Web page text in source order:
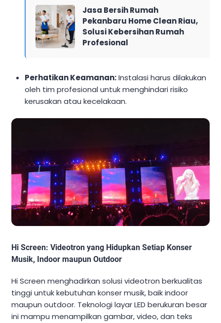
Jasa Bersih Rumah
Pekanbaru Home Clean Riau,
Solusi Kebersihan Rumah
Profesional
Perhatikan Keamanan:Instalasi harus dilakukan
oleh tim profesional untuk menghindari risiko
kerusakan atau kecelakaan.
Hi Screen: Videotron yang Hidupkan Setiap Konser
Musik, Indoor maupun Outdoor
Hi Screen menghadirkan solusi videotron berkualitas
tinggi untuk kebutuhan konser musik, baik indoor
maupun outdoor. Teknologi layar LED berukuran besar
ini mampu menampilkan gambar, video, dan teks